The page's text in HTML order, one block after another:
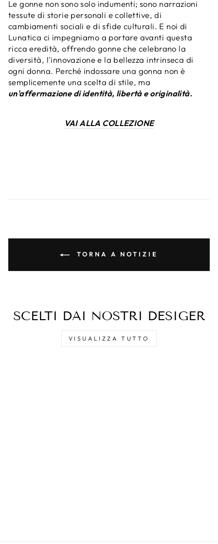
Le gonne non sono solo indumenti; sono narrazioni
tessute di storie personali e collettive, di
cambiamenti sociali e di sfide culturali. E noi di
Lunatica ci impegniamo a portare avanti questa
ricca eredità, offrendo gonne che celebrano la
diversità, l'innovazione e la bellezza intrinseca di
ogni donna. Perché indossare una gonna non è
semplicemente una scelta di stile, ma
un'affermazione di identità, libertà e originalità.
VAI ALLA COLLEZIONE
TORNA A NOTIZIE
SCELTI DAI NOSTRI DESIGER
VISUALIZZA TUTTO